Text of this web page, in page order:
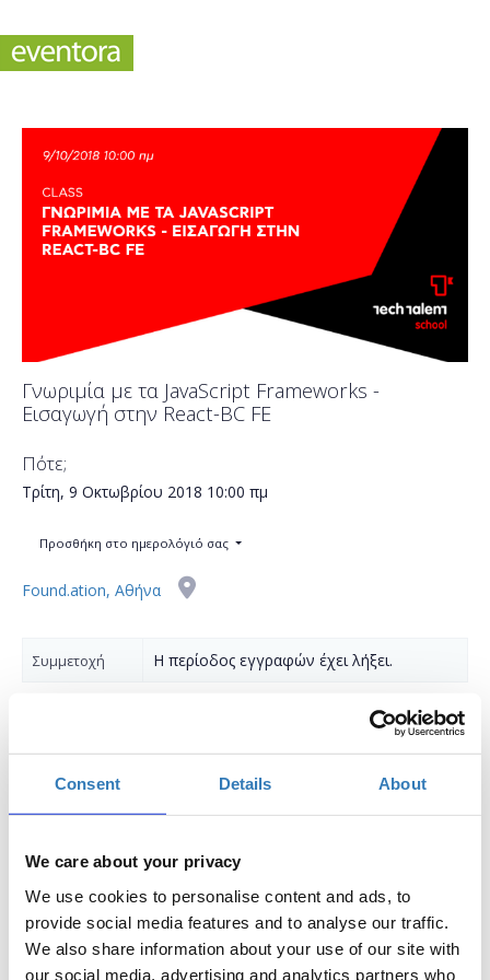
Consent Details About
We care about your privacy
We use cookies to personalise content and ads, to
provide social media features and to analyse our traffic.
We also share information about your use of our site with
our social media, advertising and analytics partners who
Γνωριμία με τα JavaScript Frameworks -
Εισαγωγή στην React-BC FE
Πότε;
Τρίτη, 9 Οκτωβρίου 2018 10:00 πμ
Προσθήκη στο ημερολόγιό σας
Found.ation, Αθήνα
Συμμετοχή Η περίοδος εγγραφών έχει λήξει.
Σε άτομα με εμπειρία στη γλώσσα javascript, που
θέλουν να γνωρίσουν ένα από τα πιο δημοφιλή JS
Frameworks.